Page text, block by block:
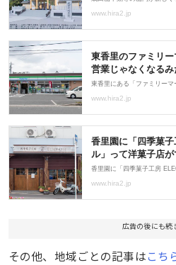
広告の後にも続
その他、地域ごとの記事はこち